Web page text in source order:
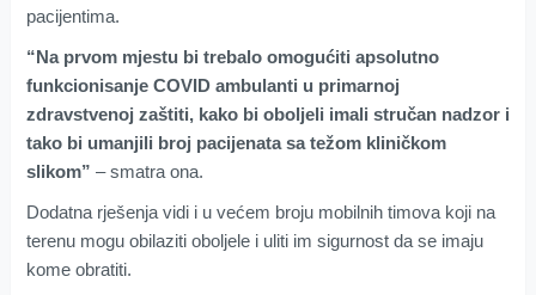
pacijentima.
“Na prvom mjestu bi trebalo omogućiti apsolutno
funkcionisanje COVID ambulanti u primarnoj
zdravstvenoj zaštiti, kako bi oboljeli imali stručan nadzor i
tako bi umanjili broj pacijenata sa težom kliničkom
slikom” – smatra ona.
Dodatna rješenja vidi i u većem broju mobilnih timova koji na
terenu mogu obilaziti oboljele i uliti im sigurnost da se imaju
kome obratiti.